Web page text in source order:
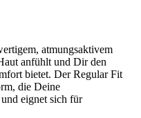
atmungsaktivem
anfühlt und Dir den
bietet. Der Regular Fit
die Deine
eignet sich für